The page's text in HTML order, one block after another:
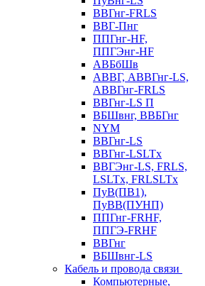
ВВГнг-FRLS
ВВГ-Пнг
ППГнг-HF,
ППГЭнг-HF
АВБбШв
АВВГ, АВВГнг-LS,
АВВГнг-FRLS
ВВГнг-LS П
ВБШвнг, ВВБГнг
NYM
ВВГнг-LS
ВВГнг-LSLTx
ВВГЭнг-LS, FRLS,
LSLTx, FRLSLTx
ПуВ(ПВ1),
ПуВВ(ПУНП)
ППГнг-FRHF,
ППГЭ-FRHF
ВВГнг
ВБШвнг-LS
Кабель и провода связи
Компьютерные,